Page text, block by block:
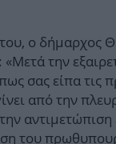
ο δήμαρχος
την
σας είπα τις
από την
του